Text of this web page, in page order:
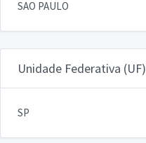
SAO PAULO
Unidade Federativa (UF)
SP